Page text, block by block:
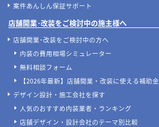
案件あんしん保証サポート
店舗開業･改装をご検討中の施主様へ
店舗開業･改装をご検討中の方へ
内装の費用相場シミュレーター
無料相談フォーム
【2026年最新】店舗開業・改装に使える補助金
デザイン設計・施工会社を探す
人気のおすすめ内装業者・ランキング
店舗デザイン・設計会社のテーマ別比較